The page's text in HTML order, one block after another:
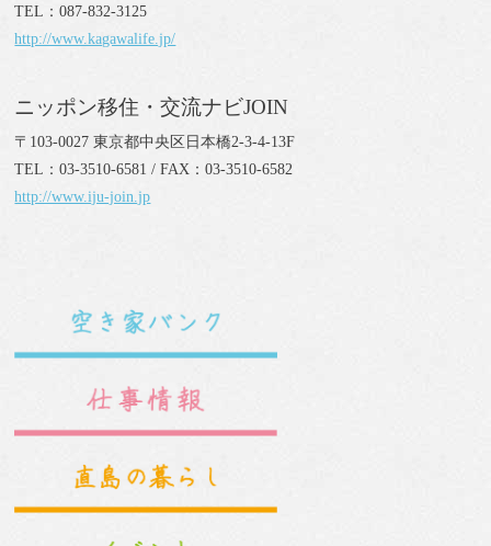
TEL：087-832-3125
http://www.kagawalife.jp/
ニッポン移住・交流ナビJOIN
〒103-0027 東京都中央区日本橋2-3-4-13F
TEL：03-3510-6581 / FAX：03-3510-6582
http://www.iju-join.jp